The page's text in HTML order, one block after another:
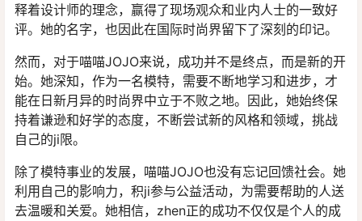
释着设计师的理念，赢得了现场观众和业内人士的一致好
评。她的名字，也因此在国际时尚界留下了深刻的印记。
然而，对于喵喵JOJO来说，成功并不是终点，而是新的开
始。她深知，作为一名模特，需要不断地学习和进步，才
能在日新月异的时尚界中立于不败之地。因此，她始终保
持着谦逊和好学的态度，不断尝试新的风格和领域，挑战
自己的ji限。
除了模特事业的发展，喵喵JOJO也没有忘记回馈社会。她
利用自己的影响力，积ji参与公益活动，为需要帮助的人送
去温暖和关爱。她相信，zhen正的成功不仅仅是个人的成